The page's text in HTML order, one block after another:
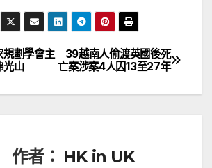
39越南人偷渡英國後死
亡案涉案4人囚13至27年
規劃學會主
光山
作者： HK in UK